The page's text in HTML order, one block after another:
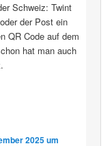
Schweiz: Twint
der Post ein
QR Code auf dem
hat man auch
2025 um